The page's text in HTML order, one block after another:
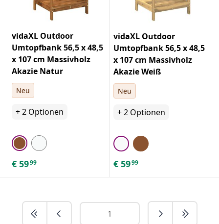
vidaXL Outdoor
Umtopfbank 56,5 x 48,5
x 107 cm Massivholz
Akazie Natur
Neu
+2 Optionen
€ 5999
vidaXL Outdoor
Umtopfbank 56,5 x 48,5
x 107 cm Massivholz
Akazie Weiß
Neu
+2 Optionen
€ 5999